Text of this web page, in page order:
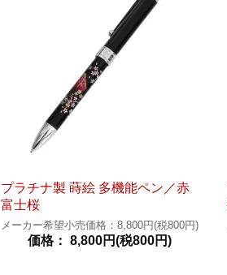
プラチナ製 蒔絵 多機能ペン／赤
富士桜
メーカー希望小売価格：8,800円(税800円)
価格： 8,800円(税800円)